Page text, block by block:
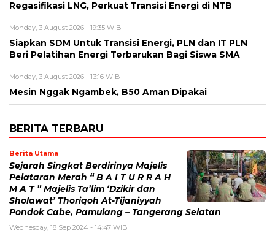
Regasifikasi LNG, Perkuat Transisi Energi di NTB
Monday, 3 August 2026 - 19:35 WIB
Siapkan SDM Untuk Transisi Energi, PLN dan IT PLN
Beri Pelatihan Energi Terbarukan Bagi Siswa SMA
Monday, 3 August 2026 - 13:16 WIB
Mesin Nggak Ngambek, B50 Aman Dipakai
BERITA TERBARU
Berita Utama
Sejarah Singkat Berdirinya Majelis
Pelataran Merah “ B A I T U R R A H
M A T ” Majelis Ta’lim ‘Dzikir dan
Sholawat’ Thoriqoh At-Tijaniyyah
Pondok Cabe, Pamulang – Tangerang Selatan
Wednesday, 18 Sep 2024 - 14:47 WIB